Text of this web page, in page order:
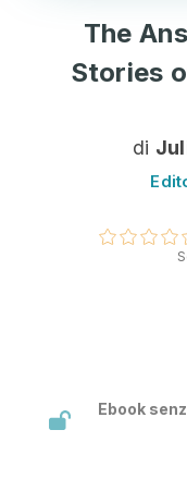
The
Stories
di
Ebook